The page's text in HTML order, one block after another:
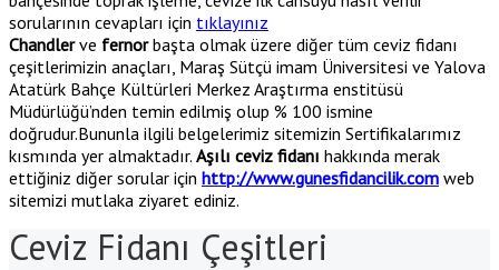
sorularının cevapları için tıklayınız
Chandlerve fernorbaşta olmak üzere diğer tüm ceviz fidanı
çeşitlerimizin anaçları, Maraş Sütçü imam Üniversitesi ve Yalova
Atatürk Bahçe Kültürleri Merkez Araştırma enstitüsü
Müdürlüğü’nden temin edilmiş olup % 100 ismine
doğrudur.Bununla ilgili belgelerimiz sitemizin Sertifikalarımız
kısmında yer almaktadır. Aşılı ceviz fidanı hakkında merak
ettiğiniz diğer sorular için http://www.gunesfidancilik.com web
sitemizi mutlaka ziyaret ediniz.
Ceviz Fidanı Çeşitleri